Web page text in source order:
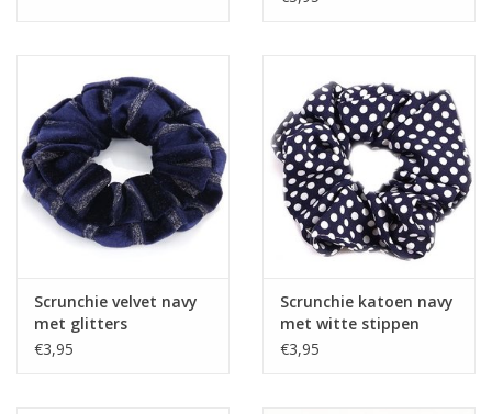
Scrunchie velvet navy
met glitters
€3,95
Scrunchie katoen navy
met witte stippen
€3,95